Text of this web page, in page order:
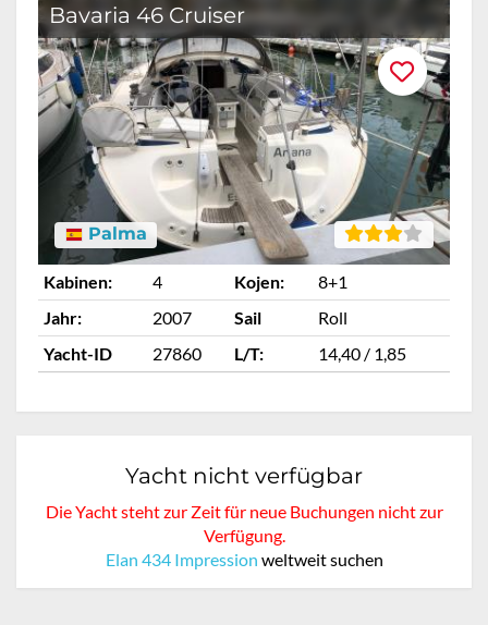
Bavaria 46 Cruiser
Palma
Kabinen: 4 Kojen:
8+1
Jahr:
2007 Sail
Roll
Yacht-ID
27860 L/T: 14,40 / 1,85
Yacht nicht verfügbar
Die Yacht steht zur Zeit für neue Buchungen nicht zur
Verfügung.
Elan 434 Impression weltweit suchen